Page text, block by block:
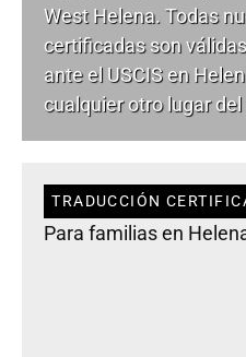
West Helena. Todas
certificadas son
ante el USCIS en
cualquier otro lugar del
TRADUCCIÓN
Para familias en